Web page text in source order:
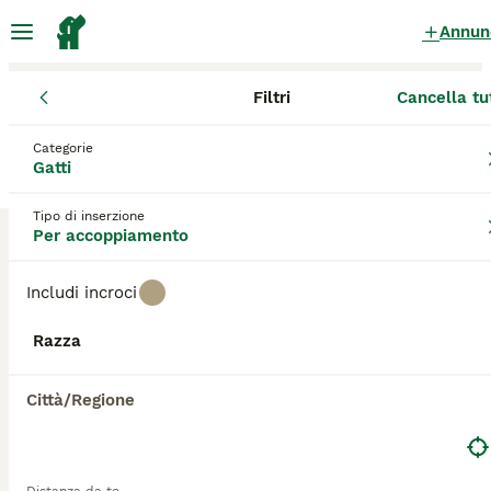
Filtri Cancella
Categorie
Gatti
Tipo di inserzione
Per accoppiamento
Includi incroci
Razza
Città/Regione
Gattini per accoppiamento
Tutte le razze
Salva ricerca